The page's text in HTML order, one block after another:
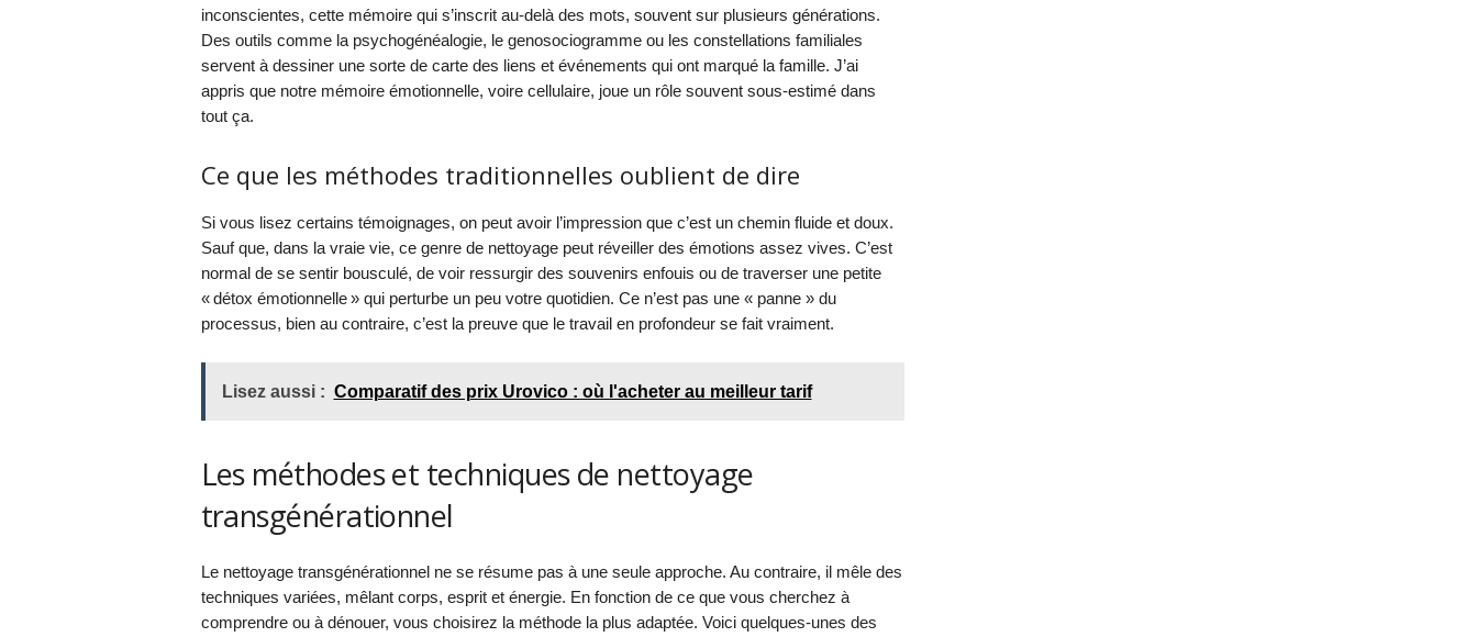
inconscientes, cette mémoire qui s’inscrit au-delà des mots, souvent sur plusieurs générations.
Des outils comme la psychogénéalogie, le genosociogramme ou les constellations familiales
servent à dessiner une sorte de carte des liens et événements qui ont marqué la famille. J’ai
appris que notre mémoire émotionnelle, voire cellulaire, joue un rôle souvent sous-estimé dans
tout ça.
Ce que les méthodes traditionnelles oublient de dire
Si vous lisez certains témoignages, on peut avoir l’impression que c’est un chemin fluide et doux.
Sauf que, dans la vraie vie, ce genre de nettoyage peut réveiller des émotions assez vives. C’est
normal de se sentir bousculé, de voir ressurgir des souvenirs enfouis ou de traverser une petite
« détox émotionnelle » qui perturbe un peu votre quotidien. Ce n’est pas une « panne » du
processus, bien au contraire, c’est la preuve que le travail en profondeur se fait vraiment.
Lisez aussi : Comparatif des prix Urovico : où l'acheter au meilleur tarif
Les méthodes et techniques de nettoyage
transgénérationnel
Le nettoyage transgénérationnel ne se résume pas à une seule approche. Au contraire, il mêle des
techniques variées, mêlant corps, esprit et énergie. En fonction de ce que vous cherchez à
comprendre ou à dénouer, vous choisirez la méthode la plus adaptée. Voici quelques-unes des